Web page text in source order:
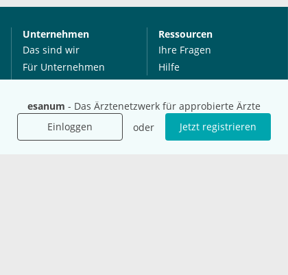
esanum - Das Ärztenetzwerk für approbierte Ärzte
Einloggen
oder Jetzt registrieren
Unternehmen
Das sind wir
Für Unternehmen
Mediadaten
Ressourcen
Ihre Fragen
Hilfe